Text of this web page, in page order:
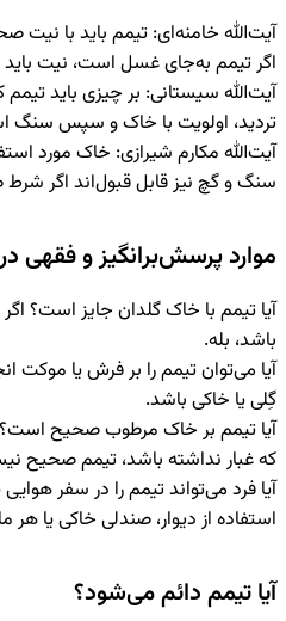
آیت‌الله خامنه‌ای: تیمم باید با نیت
اگر تیمم به‌جای غسل است، نیت
آیت‌الله سیستانی: بر چیزی باید
تردید، اولویت با خاک و سپس سنگ
آیت‌الله مکارم شیرازی: خاک مورد
سنگ و گچ نیز قابل قبول‌اند اگر
موارد پرسش‌برانگیز و فقهی
آیا تیمم با خاک گلدان جایز است؟
باشد، بله.
آیا می‌توان تیمم را بر فرش یا موکت
گِلی یا خاکی باشد.
آیا تیمم بر خاک مرطوب صحیح است؟
که غبار نداشته باشد، تیمم صحیح
آیا فرد می‌تواند تیمم را در سفر
استفاده از دیوار، صندلی خاکی یا هر
آیا تیمم دائم می‌شود؟